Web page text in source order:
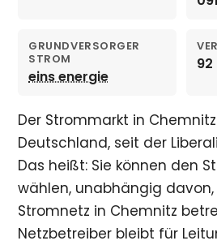
GRUNDVERSORGER
STROM
eins energie
92
Der Strommarkt in
Deutschland, seit der
Das heißt: Sie können den
wählen, unabhängig
Stromnetz in Chemnitz
Netzbetreiber bleibt für